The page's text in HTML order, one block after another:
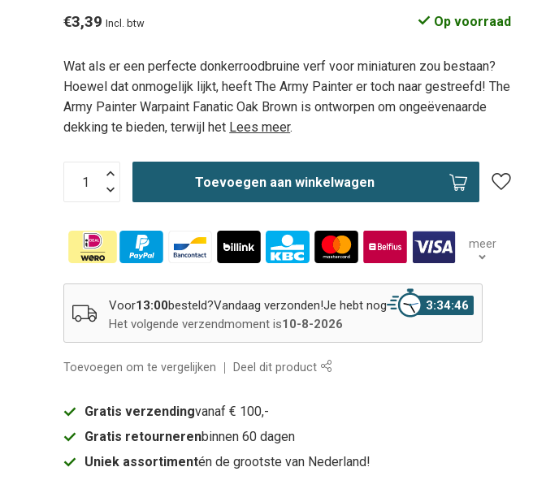
€3,39 Incl. btw Op voorraad
Wat als er een perfecte donkerroodbruine verf voor miniaturen zou bestaan?
Hoewel dat onmogelijk lijkt, heeft The Army Painter er toch naar gestreefd! The
Army Painter Warpaint Fanatic Oak Brown is ontworpen om ongeëvenaarde
dekking te bieden, terwijl het Lees meer.
Toevoegen aan winkelwagen
meer
Voor13:00besteld?Vandaag verzonden!Je hebt nog
3:34:46
Het volgende verzendmoment is10-8-2026
Toevoegen om te vergelijken Deel dit product
Gratis verzendingvanaf € 100,-
Gratis retournerenbinnen 60 dagen
Uniek assortimentén de grootste van Nederland!